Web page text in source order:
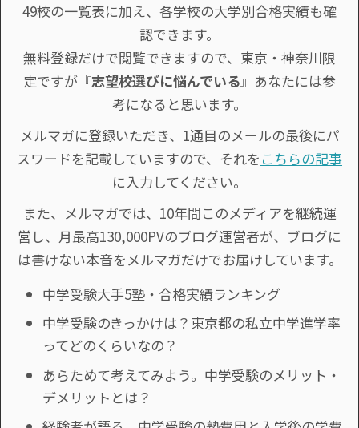
49校の一覧表に加え、各学校の大学別合格実績も確
認できます。
無料登録だけで閲覧できますので、東京・神奈川限
定ですが『志望校選びに悩んでいる』あなたには参
考になると思います。
メルマガに登録いただき、1通目のメールの最後にパ
スワードを記載していますので、それを こちらの記事
に入力してください。
また、メルマガでは、10年間このメディアを継続運
営し、月最高130,000PVのブログ運営者が、ブログに
は書けない本音をメルマガだけでお届けしています。
中学受験大手5塾・合格実績ランキング
中学受験のきっかけは？東京都の私立中学進学率
ってどのくらいなの？
あらためて考えてみよう。中学受験のメリット・
デメリットとは？